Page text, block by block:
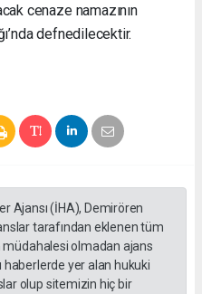
cenaze namazının
defnedilecektir.
Ajansı (İHA), Demirören
tarafından eklenen tüm
olmadan ajans
haberlerde yer alan hukuki
olup sitemizin hiç bir